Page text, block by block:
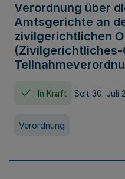
Verordnung über
Amtsgerichte an
zivilgerichtlichen
In Kraft Seit 30. Juli
Verordnung